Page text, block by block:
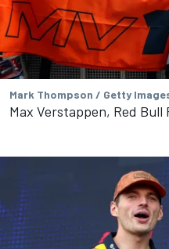
Mark Thompson / Getty
Max Verstappen, Red Bull